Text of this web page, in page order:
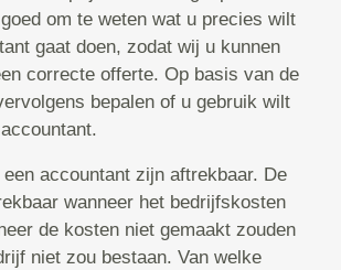
om te weten wat u precies wilt
gaat doen, zodat wij u kunnen
correcte offerte. Op basis van de
bepalen of u gebruik wilt
accountant zijn aftrekbaar. De
wanneer het bedrijfskosten
de kosten niet gemaakt zouden
niet zou bestaan. Van welke